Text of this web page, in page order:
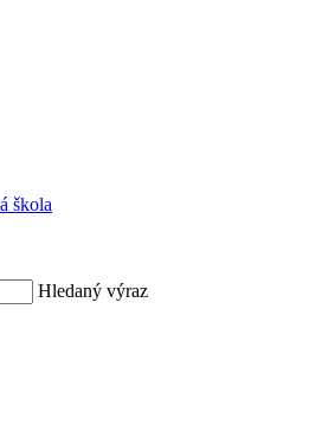
škola
Hledaný výraz